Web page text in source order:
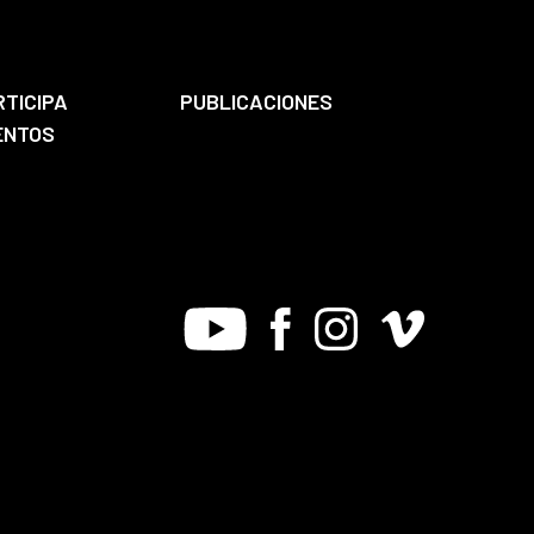
PUBLICACIONES
Youtube FacebookInstagram
Vimeo